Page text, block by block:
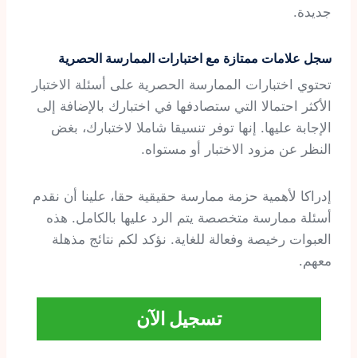
جديدة.
سجل علامات ممتازة مع اختبارات الممارسة الحصرية
تحتوي اختبارات الممارسة الحصرية على أسئلة الاختبار
الأكثر احتمالا التي ستصادفها في اختبارك بالإضافة إلى
الإجابة عليها. إنها توفر تنسيقا شاملا لاختبارك، بغض
النظر عن مزود الاختبار أو مستواه.
إدراكا لأهمية حزمة ممارسة حقيقية حقا، علينا أن نقدم
أسئلة ممارسة متخصصة يتم الرد عليها بالكامل. هذه
العبوات رخيصة وفعالة للغاية. نؤكد لكم نتائج مذهلة
معهم.
تسجيل الآن